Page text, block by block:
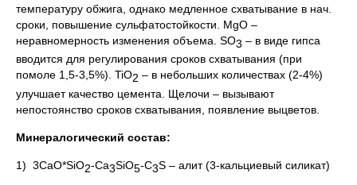
температуру обжига, однако медленное схватывание в нач.
сроки, повышение сульфатостойкости. MgO –
неравномерность изменения объема. SO3 – в виде гипса
вводится для регулирования сроков схватывания (при
помоле 1,5-3,5%). TiO2 – в небольших количествах (2-4%)
улучшает качество цемента. Щелочи – вызывают
непостоянство сроков схватывания, появление выцветов.
Минералогический состав:
1) 3CaO*SiO2-Ca3SiO5-C3S – алит (3-кальциевый силикат)